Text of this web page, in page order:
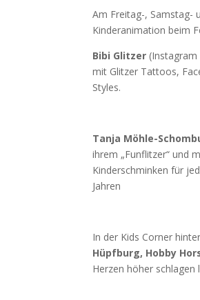
Am Freitag-, Samstag-
Kinderanimation beim
Bibi Glitzer (Instagram
mit Glitzer Tattoos,
Styles.
Tanja Möhle-
ihrem „Funflitzer“ und
Kinderschminken für
Jahren
In der Kids Corner
Hüpfburg, Hobby
Herzen höher schlagen